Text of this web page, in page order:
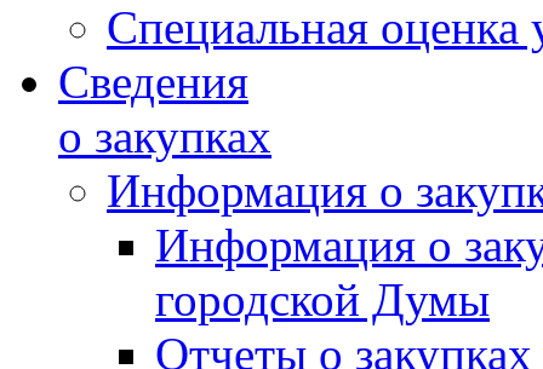
Специальная оценка
Сведения
о закупках
Информация о
Информация о
городской Думы
Отчеты о